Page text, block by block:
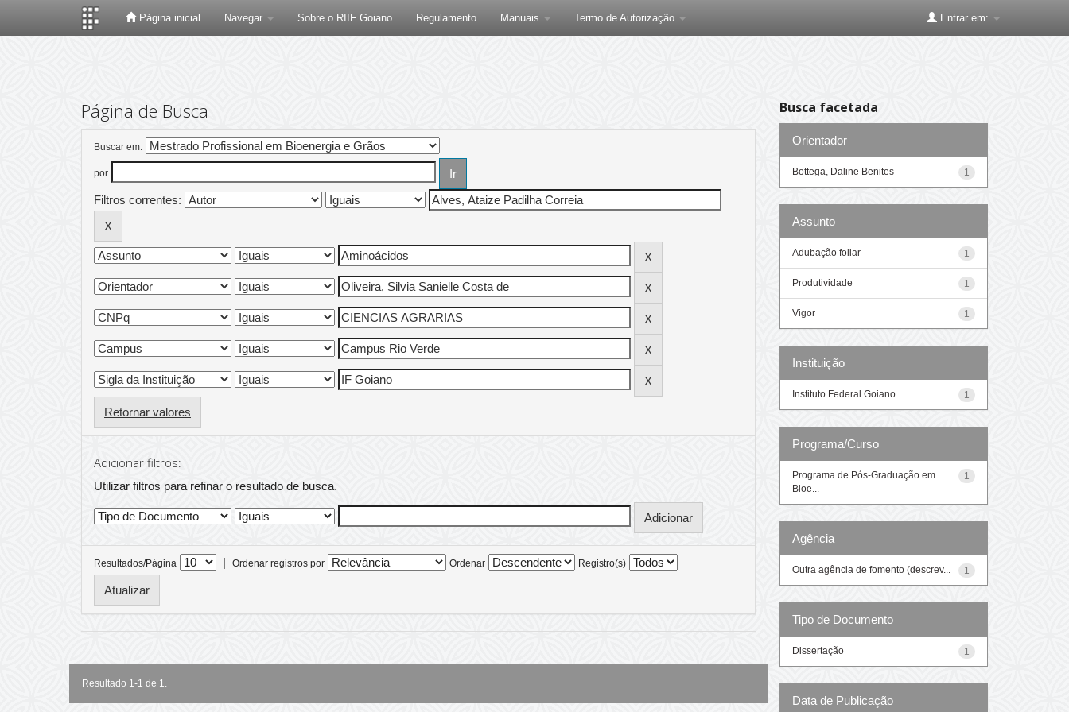
Página inicial Navegar Sobre o RIIF Goiano Regulamento Manuais Termo de Autorização Entrar em:
Página de Busca
Buscar em:
por
Filtros correntes:
Retornar valores
Adicionar filtros:
Utilizar filtros para refinar o resultado de busca.
Resultados/Página | Ordenar registros por Ordenar Registro(s)
Resultado 1-1 de 1.
Busca facetada
Orientador
1
Bottega, Daline Benites
Assunto
1
Adubação foliar
1
Produtividade
1
Vigor
Instituição
1
Instituto Federal Goiano
Programa/Curso
1
Programa de Pós-Graduação em
Bioe...
Agência
1
Outra agência de fomento (descrev...
Tipo de Documento
1
Dissertação
Data de Publicação